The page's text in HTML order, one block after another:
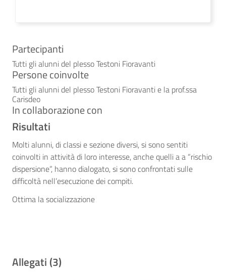
Partecipanti
Tutti gli alunni del plesso Testoni Fioravanti
Persone coinvolte
Tutti gli alunni del plesso Testoni Fioravanti e la prof.ssa
Carisdeo
In collaborazione con
Risultati
Molti alunni, di classi e sezione diversi, si sono sentiti
coinvolti in attività di loro interesse, anche quelli a a “rischio
dispersione”, hanno dialogato, si sono confrontati sulle
difficoltà nell’esecuzione dei compiti.
Ottima la socializzazione
Allegati (3)